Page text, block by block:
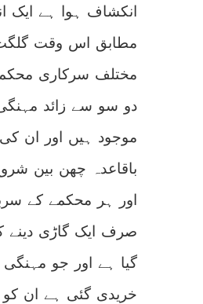
انکشاف ہوا ہے ایک
مطابق اس وقت گلگت
مختلف سرکاری
دو سو سے زائد
موجود ہیں اور ان
باقاعدہ چھن بین
اور ہر محکمے کے
صرف ایک گاڑی دینے
گیا ہے اور جو مہنگی
خریدی گئی ہے ان